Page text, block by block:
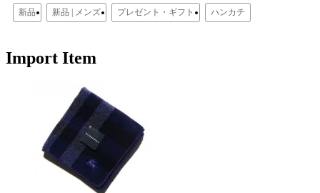
新品 新品 | メンズ プレゼント・ギフト ハンカチ
Import Item